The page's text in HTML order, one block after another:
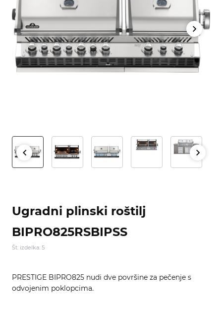
Ugradni plinski roštilj
BIPRO825RSBIPSS
Št. izdelka: 5
PRESTIGE BIPRO825 nudi dve površine za pečenje s
odvojenim poklopcima.